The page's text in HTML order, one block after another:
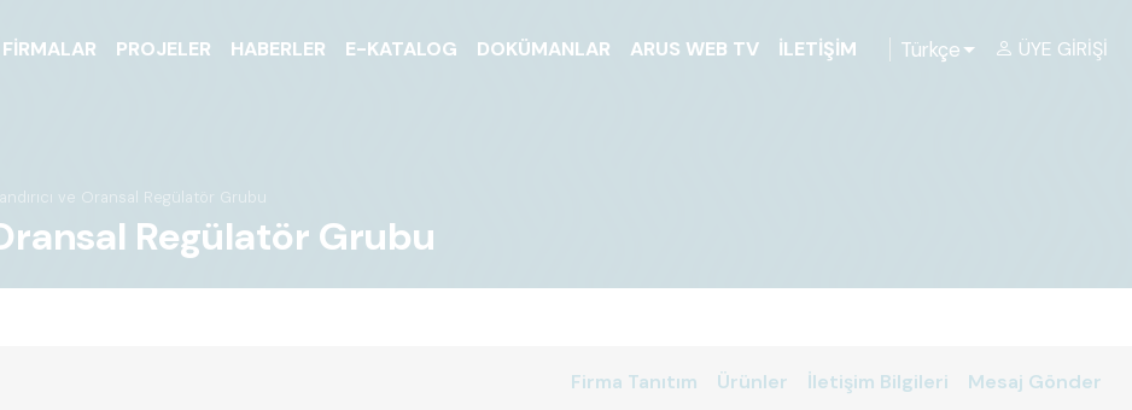
FIRMALAR PROJELER HABERLER E-KATALOG DOKÜMANLAR ARUS WEB TV İLETIŞIM Türkçe ÜYE GIRIŞI
ve Oransal Regülatör Grubu
Regülatör Grubu
Firma Tanıtım Ürünler İletişim Bilgileri Mesaj Gönder